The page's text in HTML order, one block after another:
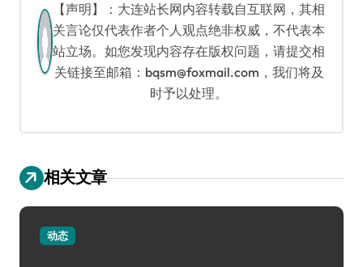
【声明】：大连站长网内容转载自互联网，其相
关言论仅代表作者个人观点绝非权威，不代表本
站立场。如您发现内容存在版权问题，请提交相
关链接至邮箱：bqsm@foxmail.com，我们将及
时予以处理。
相关文章
动态